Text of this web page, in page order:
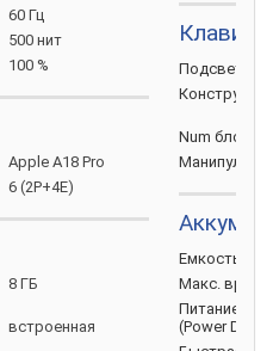
60 Гц
500 нит
100 %
Apple A18 Pro
6 (2P+4E)
8 ГБ
встроенная
Подсветка
Num блок
Емкость
Макс. время
Питание по
(Power